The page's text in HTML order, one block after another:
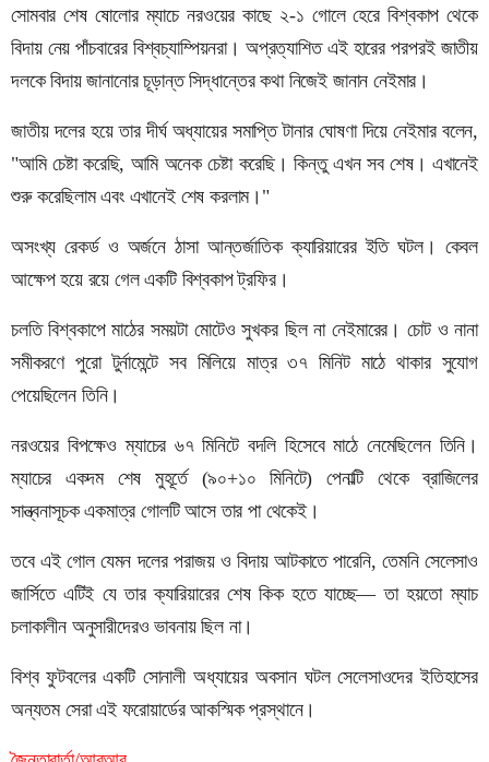
সোমবার শেষ ষোলোর ম্যাচে নরওয়ের কাছে ২-১ গোলে হেরে বিশ্বকাপ থেকে
বিদায় নেয় পাঁচবারের বিশ্বচ্যাম্পিয়নরা। অপ্রত্যাশিত এই হারের পরপরই জাতীয়
দলকে বিদায় জানানোর চূড়ান্ত সিদ্ধান্তের কথা নিজেই জানান নেইমার।
জাতীয় দলের হয়ে তার দীর্ঘ অধ্যায়ের সমাপ্তি টানার ঘোষণা দিয়ে নেইমার বলেন,
"আমি চেষ্টা করেছি, আমি অনেক চেষ্টা করেছি। কিন্তু এখন সব শেষ। এখানেই
শুরু করেছিলাম এবং এখানেই শেষ করলাম।"
অসংখ্য রেকর্ড ও অর্জনে ঠাসা আন্তর্জাতিক ক্যারিয়ারের ইতি ঘটল। কেবল
আক্ষেপ হয়ে রয়ে গেল একটি বিশ্বকাপ ট্রফির।
চলতি বিশ্বকাপে মাঠের সময়টা মোটেও সুখকর ছিল না নেইমারের। চোট ও নানা
সমীকরণে পুরো টুর্নামেন্টে সব মিলিয়ে মাত্র ৩৭ মিনিট মাঠে থাকার সুযোগ
পেয়েছিলেন তিনি।
নরওয়ের বিপক্ষেও ম্যাচের ৬৭ মিনিটে বদলি হিসেবে মাঠে নেমেছিলেন তিনি।
ম্যাচের একদম শেষ মুহূর্তে (৯০+১০ মিনিটে) পেনাল্টি থেকে ব্রাজিলের
সান্ত্বনাসূচক একমাত্র গোলটি আসে তার পা থেকেই।
তবে এই গোল যেমন দলের পরাজয় ও বিদায় আটকাতে পারেনি, তেমনি সেলেসাও
জার্সিতে এটিই যে তার ক্যারিয়ারের শেষ কিক হতে যাচ্ছে— তা হয়তো ম্যাচ
চলাকালীন অনুসারীদেরও ভাবনায় ছিল না।
বিশ্ব ফুটবলের একটি সোনালী অধ্যায়ের অবসান ঘটল সেলেসাওদের ইতিহাসের
অন্যতম সেরা এই ফরোয়ার্ডের আকস্মিক প্রস্থানে।